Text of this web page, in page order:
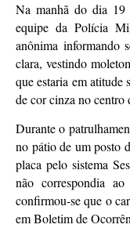
Na manhã do dia
equipe da Polícia
anônima informando
clara, vestindo
que estaria em atitude
de cor cinza no centro
Durante o
no pátio de um posto
placa pelo sistema
não correspondia
confirmou-se que o
em Boletim de